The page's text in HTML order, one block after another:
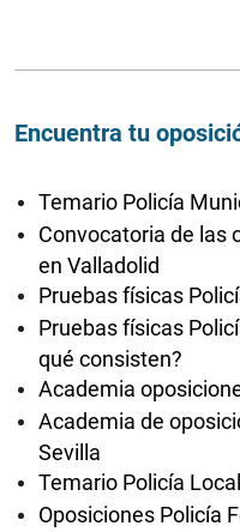
Encuentra tu
Temario Policía
Convocatoria de las
en Valladolid
Pruebas físicas
Pruebas físicas
qué consisten?
Academia
Academia de
Sevilla
Temario Policía
Oposiciones Policía